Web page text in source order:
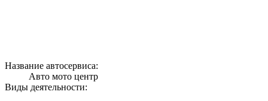
Название автосервиса:
Авто мото центр
Виды деятельности: